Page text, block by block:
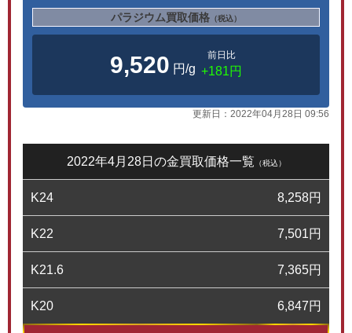
パラジウム買取価格 （税込）
9,520 円/g
前日比
+181円
更新日： 2022年04月28日 09:56
2022年4月28日の金買取価格一覧 （税込）
K24 8,258円
K22 7,501円
K21.6 7,365円
K20 6,847円